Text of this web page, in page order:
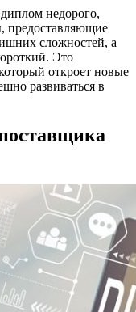
недорого,
предоставляющие
сложностей, а
Это
откроет новые
развиваться в